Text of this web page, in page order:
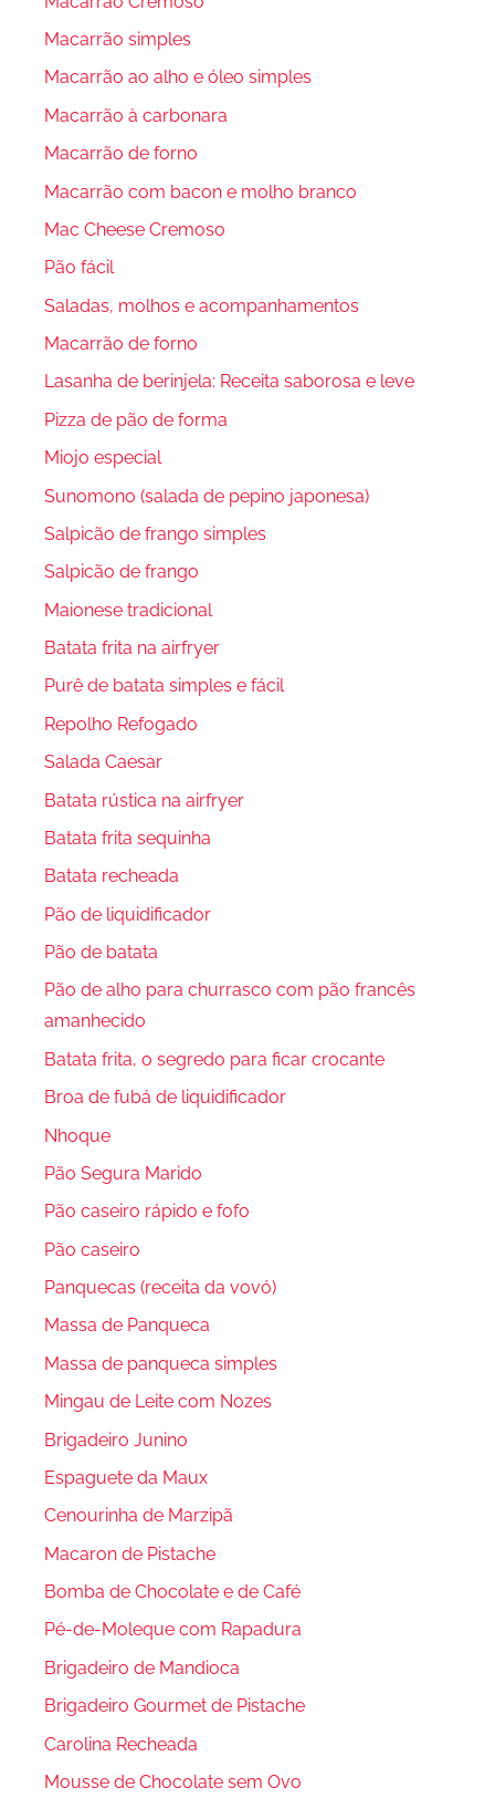
Macarrão simples
Macarrão ao alho e óleo simples
Macarrão à carbonara
Macarrão de forno
Macarrão com bacon e molho branco
Mac Cheese Cremoso
Pão fácil
Saladas, molhos e acompanhamentos
Macarrão de forno
Lasanha de berinjela: Receita saborosa e leve
Pizza de pão de forma
Miojo especial
Sunomono (salada de pepino japonesa)
Salpicão de frango simples
Salpicão de frango
Maionese tradicional
Batata frita na airfryer
Purê de batata simples e fácil
Repolho Refogado
Salada Caesar
Batata rústica na airfryer
Batata frita sequinha
Batata recheada
Pão de liquidificador
Pão de batata
Pão de alho para churrasco com pão francês
amanhecido
Batata frita, o segredo para ficar crocante
Broa de fubá de liquidificador
Nhoque
Pão Segura Marido
Pão caseiro rápido e fofo
Pão caseiro
Panquecas (receita da vovó)
Massa de Panqueca
Massa de panqueca simples
Mingau de Leite com Nozes
Brigadeiro Junino
Espaguete da Maux
Cenourinha de Marzipã
Macaron de Pistache
Bomba de Chocolate e de Café
Pé-de-Moleque com Rapadura
Brigadeiro de Mandioca
Brigadeiro Gourmet de Pistache
Carolina Recheada
Mousse de Chocolate sem Ovo